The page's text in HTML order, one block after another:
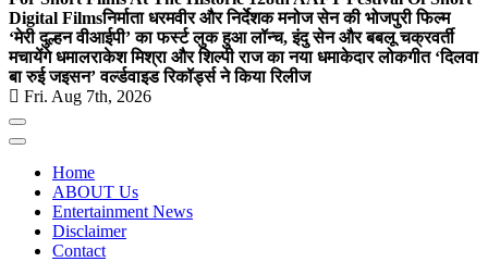
Digital Filmsनिर्माता धरमवीर और निर्देशक मनोज सेन की भोजपुरी फिल्म
‘मेरी दुल्हन वीआईपी’ का फर्स्ट लुक हुआ लॉन्च, इंदु सेन और बबलू चक्रवर्ती
मचायेंगे धमालराकेश मिश्रा और शिल्पी राज का नया धमाकेदार लोकगीत ‘दिलवा
बा रुई जइसन’ वर्ल्डवाइड रिकॉर्ड्स ने किया रिलीज
Fri. Aug 7th, 2026
Home
ABOUT Us
Entertainment News
Disclaimer
Contact